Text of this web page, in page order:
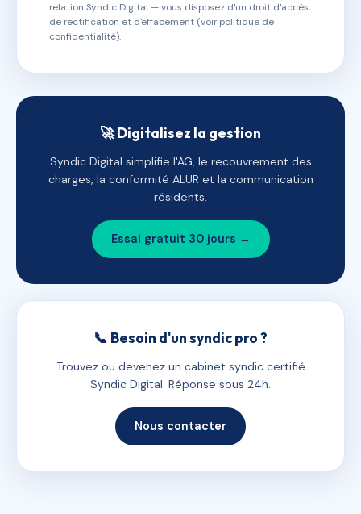
relation Syndic Digital — vous disposez d'un droit d'accès,
de rectification et d'effacement (voir politique de
confidentialité).
🚀 Digitalisez la gestion
Syndic Digital simplifie l'AG, le recouvrement des
charges, la conformité ALUR et la communication
résidents.
Essai gratuit 30 jours →
📞 Besoin d'un syndic pro ?
Trouvez ou devenez un cabinet syndic certifié
Syndic Digital. Réponse sous 24h.
Nous contacter